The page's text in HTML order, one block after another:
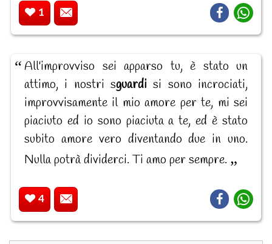
1
All'improvviso sei apparso tu, è stato un
attimo, i nostri sguardi si sono incrociati,
improvvisamente il mio amore per te, mi sei
piaciuto ed io sono piaciuta a te, ed è stato
subito amore vero diventando due in uno.
Nulla potrà dividerci. Ti amo per sempre.
4